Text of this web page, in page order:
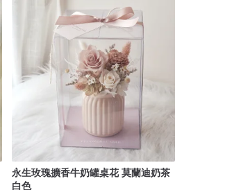
永生玫瑰擴香牛奶罐桌花 莫蘭迪奶茶
白色